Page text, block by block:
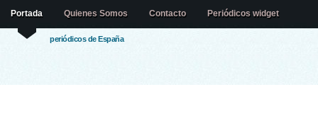
periódicos de España
Portada Quienes Somos Contacto Periódicos widget